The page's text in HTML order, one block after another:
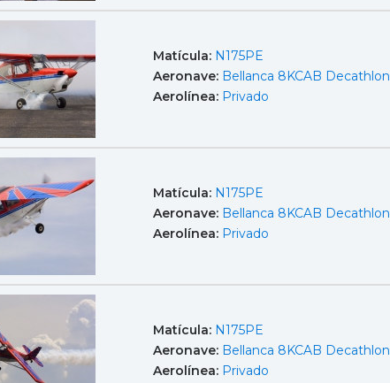
Matícula: N175PE
Aeronave: Bellanca 8KCAB Decathlon
Aerolínea: Privado
Matícula: N175PE
Aeronave: Bellanca 8KCAB Decathlon
Aerolínea: Privado
Matícula: N175PE
Aeronave: Bellanca 8KCAB Decathlon
Aerolínea: Privado